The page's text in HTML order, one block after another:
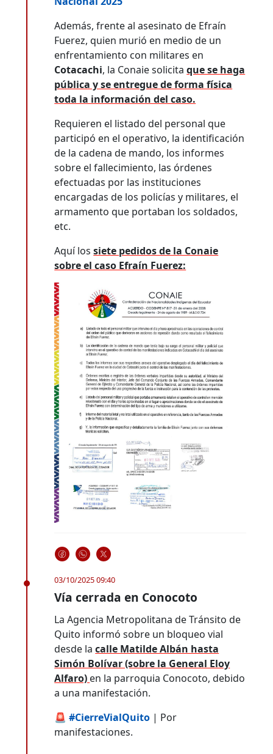
Además, frente al asesinato de Efraín
Fuerez, quien murió en medio de un
enfrentamiento con militares en
Cotacachi, la Conaie solicitaque se haga
pública y se entregue de forma física
toda la información del caso.
Requieren el listado del personal que
participó en el operativo, la identificación
de la cadena de mando, los informes
sobre el fallecimiento, las órdenes
efectuadas por las instituciones
encargadas de los policías y militares, el
armamento que portaban los soldados,
etc.
Aquí lossiete pedidos de la Conaie
sobre el caso Efraín Fuerez:
03/10/2025 09:40
Vía cerrada en Conocoto
La Agencia Metropolitana de Tránsito de
Quito informó sobre un bloqueo vial
desde lacalle Matilde Albán hasta
Simón Bolívar (sobre la General Eloy
Alfaro) en la parroquia Conocoto, debido
a una manifestación.
🚨#CierreVialQuito | Por
manifestaciones.